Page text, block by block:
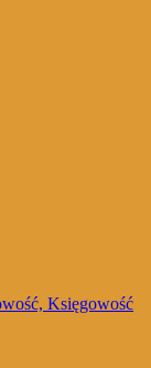
Księgowość